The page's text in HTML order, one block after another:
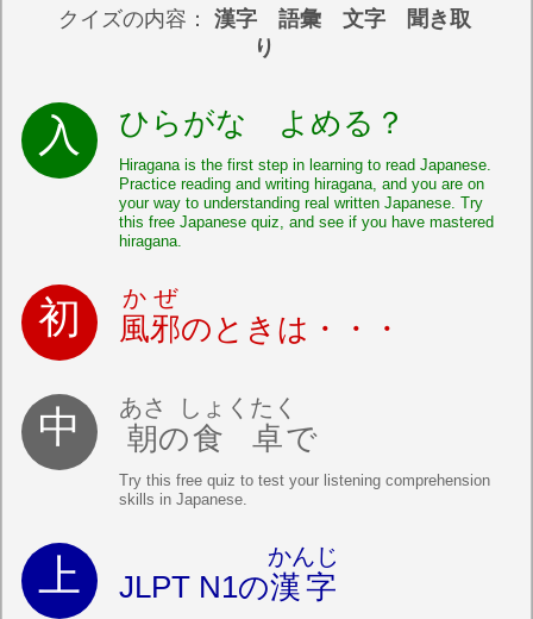
クイズの内容： 漢字 語彙 文字 聞き取
り
ひらがな よめる？
Hiragana is the first step in learning to read Japanese.
Practice reading and writing hiragana, and you are on
your way to understanding real written Japanese. Try
this free Japanese quiz, and see if you have mastered
hiragana.
風邪
かぜ
のときは・・・
朝
あさ
の食卓
しょくたく
で
Try this free quiz to test your listening comprehension
skills in Japanese.
JLPT N1の漢字
かんじ